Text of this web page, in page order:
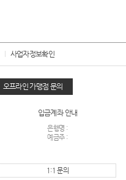
사업자정보확인
오프라인 가맹점 문의
입금계좌 안내
은행명 :
예금주 :
1:1 문의